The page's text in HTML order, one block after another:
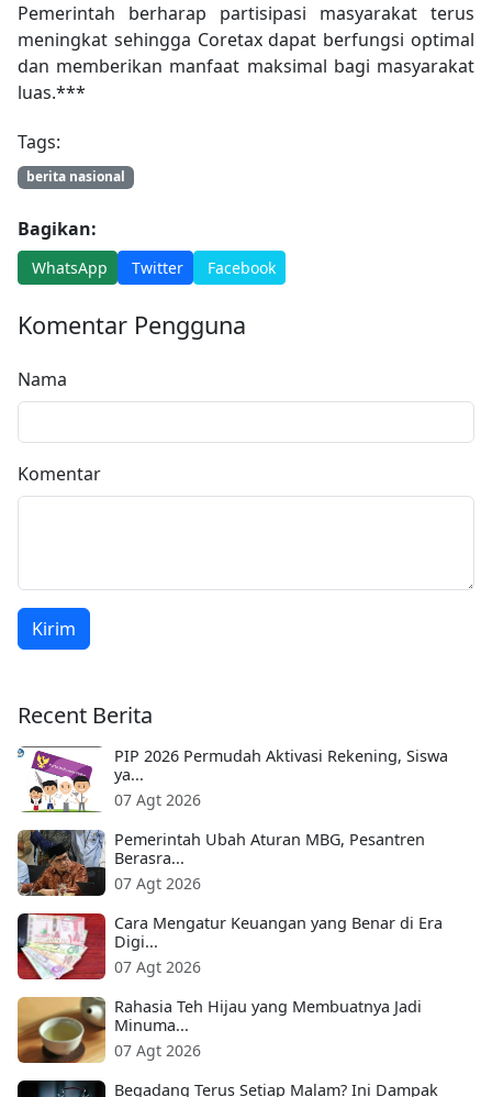
Pemerintah berharap partisipasi masyarakat terus
meningkat sehingga Coretax dapat berfungsi optimal
dan memberikan manfaat maksimal bagi masyarakat
luas.***
Tags:
berita nasional
Bagikan:
WhatsApp Twitter Facebook
Komentar Pengguna
Nama
Komentar
Kirim
Recent Berita
PIP 2026 Permudah Aktivasi Rekening, Siswa
ya...
07 Agt 2026
Pemerintah Ubah Aturan MBG, Pesantren
Berasra...
07 Agt 2026
Cara Mengatur Keuangan yang Benar di Era
Digi...
07 Agt 2026
Rahasia Teh Hijau yang Membuatnya Jadi
Minuma...
07 Agt 2026
Begadang Terus Setiap Malam? Ini Dampak